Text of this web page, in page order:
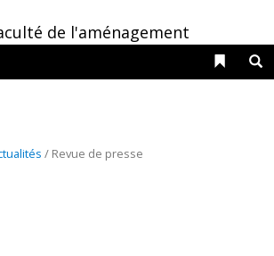
de l'aménagement
Liens
/ Revue de presse